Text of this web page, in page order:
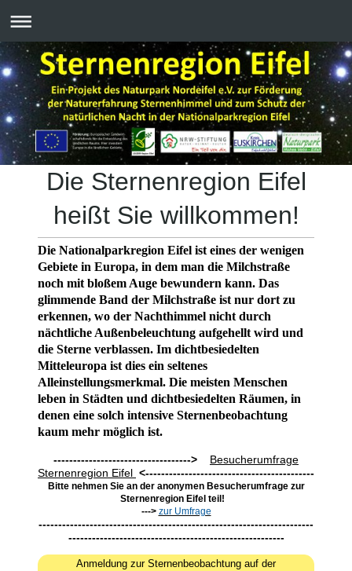
Die Sternenregion Eifel
heißt Sie willkommen!
Die Nationalparkregion Eifel ist eines der wenigen
Gebiete in Europa, in dem man die Milchstraße
noch mit bloßem Auge bewundern kann. Das
glimmende Band der Milchstraße ist nur dort zu
erkennen, wo der Nachthimmel nicht durch
nächtliche Außenbeleuchtung aufgehellt wird und
die Sterne verblassen. Im dichtbesiedelten
Mitteleuropa ist dies ein seltenes
Alleinstellungsmerkmal. Die meisten Menschen
leben in Städten und dichtbesiedelten Räumen, in
denen eine solch intensive Sternenbeobachtung
kaum mehr möglich ist.
-----------------------------------> Besucherumfrage
Sternenregion Eifel <-------------------------------------------
Bitte nehmen Sie an der anonymen Besucherumfrage zur
Sternenregion Eifel teil!
---> zur Umfrage
----------------------------------------------------------------------
-------------------------------------------------------
Anmeldung zur Sternenbeobachtung auf der